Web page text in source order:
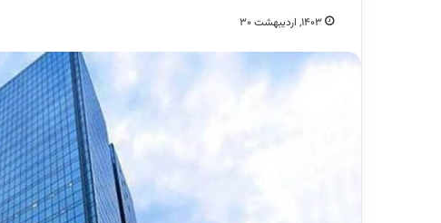
۱۴۰۳, اردیبهشت ۳۰